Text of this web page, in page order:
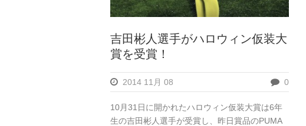
吉田彬人選手がハロウィン仮装大
賞を受賞！
2014 11月 08 0
10月31日に開かれたハロウィン仮装大賞は6年
生の吉田彬人選手が受賞し、昨日賞品のPUMA